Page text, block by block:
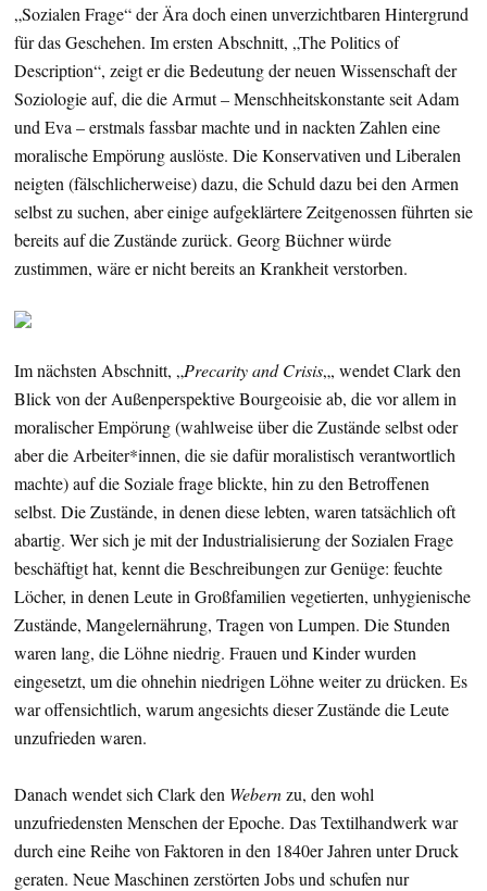
„Sozialen Frage“ der Ära doch einen unverzichtbaren Hintergrund
für das Geschehen. Im ersten Abschnitt, „The Politics of
Description“, zeigt er die Bedeutung der neuen Wissenschaft der
Soziologie auf, die die Armut – Menschheitskonstante seit Adam
und Eva – erstmals fassbar machte und in nackten Zahlen eine
moralische Empörung auslöste. Die Konservativen und Liberalen
neigten (fälschlicherweise) dazu, die Schuld dazu bei den Armen
selbst zu suchen, aber einige aufgeklärtere Zeitgenossen führten sie
bereits auf die Zustände zurück. Georg Büchner würde
zustimmen, wäre er nicht bereits an Krankheit verstorben.
Im nächsten Abschnitt, „Precarity and Crisis„, wendet Clark den
Blick von der Außenperspektive Bourgeoisie ab, die vor allem in
moralischer Empörung (wahlweise über die Zustände selbst oder
aber die Arbeiter*innen, die sie dafür moralistisch verantwortlich
machte) auf die Soziale frage blickte, hin zu den Betroffenen
selbst. Die Zustände, in denen diese lebten, waren tatsächlich oft
abartig. Wer sich je mit der Industrialisierung der Sozialen Frage
beschäftigt hat, kennt die Beschreibungen zur Genüge: feuchte
Löcher, in denen Leute in Großfamilien vegetierten, unhygienische
Zustände, Mangelernährung, Tragen von Lumpen. Die Stunden
waren lang, die Löhne niedrig. Frauen und Kinder wurden
eingesetzt, um die ohnehin niedrigen Löhne weiter zu drücken. Es
war offensichtlich, warum angesichts dieser Zustände die Leute
unzufrieden waren.
Danach wendet sich Clark den Webernzu, den wohl
unzufriedensten Menschen der Epoche. Das Textilhandwerk war
durch eine Reihe von Faktoren in den 1840er Jahren unter Druck
geraten. Neue Maschinen zerstörten Jobs und schufen nur